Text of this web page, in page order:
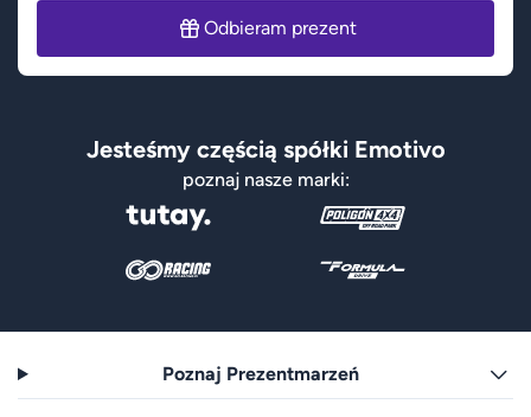
Odbieram prezent
Jesteśmy częścią spółki Emotivo
poznaj nasze marki:
Poznaj Prezentmarzeń